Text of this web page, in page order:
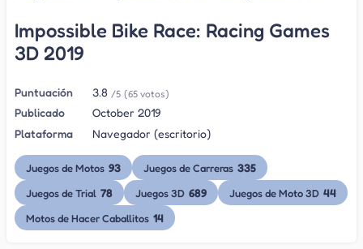
Impossible Bike Race: Racing Games
3D 2019
Puntuación 3.8 /5 (65 votos)
Publicado
October 2019
Plataforma
Navegador (escritorio)
Juegos de Motos 93 Juegos de Carreras 335
Juegos de Trial 78 Juegos 3D 689 Juegos de Moto 3D 44
Motos de Hacer Caballitos 14